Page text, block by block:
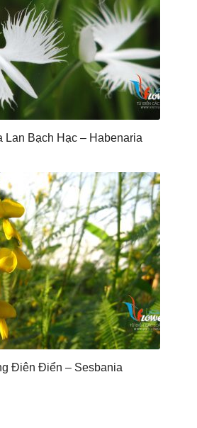
Lan Bạch Hạc – Habenaria
Điên Điển – Sesbania